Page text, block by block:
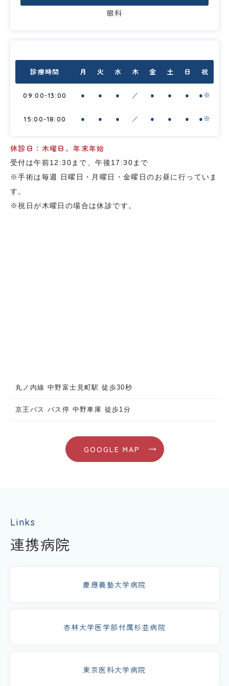
眼科
診療時間 月 火 水 木 金 土 日 祝
09:00-13:00 ● ● ● ／ ● ● ● ●※
15:00-18:00 ● ● ● ／ ● ● ● ●※
休診日：木曜日、年末年始
受付は午前12:30まで、午後17:30まで
※手術は毎週 日曜日・月曜日・金曜日のお昼に行っていま
す。
※祝日が木曜日の場合は休診です。
丸ノ内線 中野富士見町駅 徒歩30秒
京王バス バス停 中野車庫 徒歩1分
GOOGLE MAP
Links
連携病院
慶應義塾大学病院
杏林大学医学部付属杉並病院
東京医科大学病院